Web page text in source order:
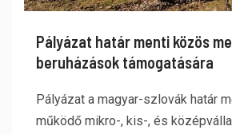
Pályázat határ menti közös
beruházások támogatására
Pályázat a magyar-szlovák határ
működő mikro-, kis-, és